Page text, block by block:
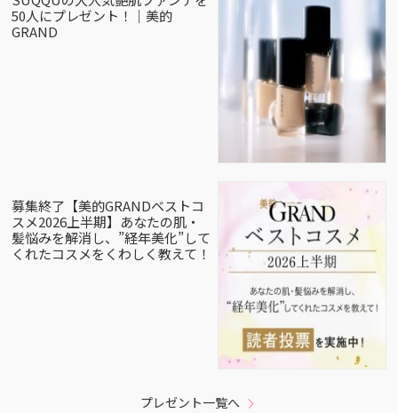
50人にプレゼント！｜美的
GRAND
募集終了【美的GRANDベストコ
スメ2026上半期】あなたの肌・
髪悩みを解消し、”経年美化”して
くれたコスメをくわしく教えて！
プレゼント一覧へ